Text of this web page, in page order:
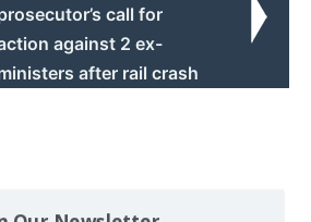
call for
against 2 ex-
after rail crash